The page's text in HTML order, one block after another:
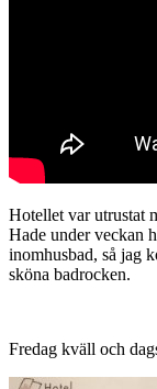
Hotellet var utrustat
Hade under veckan
inomhusbad, så jag
sköna badrocken.
Fredag kväll och